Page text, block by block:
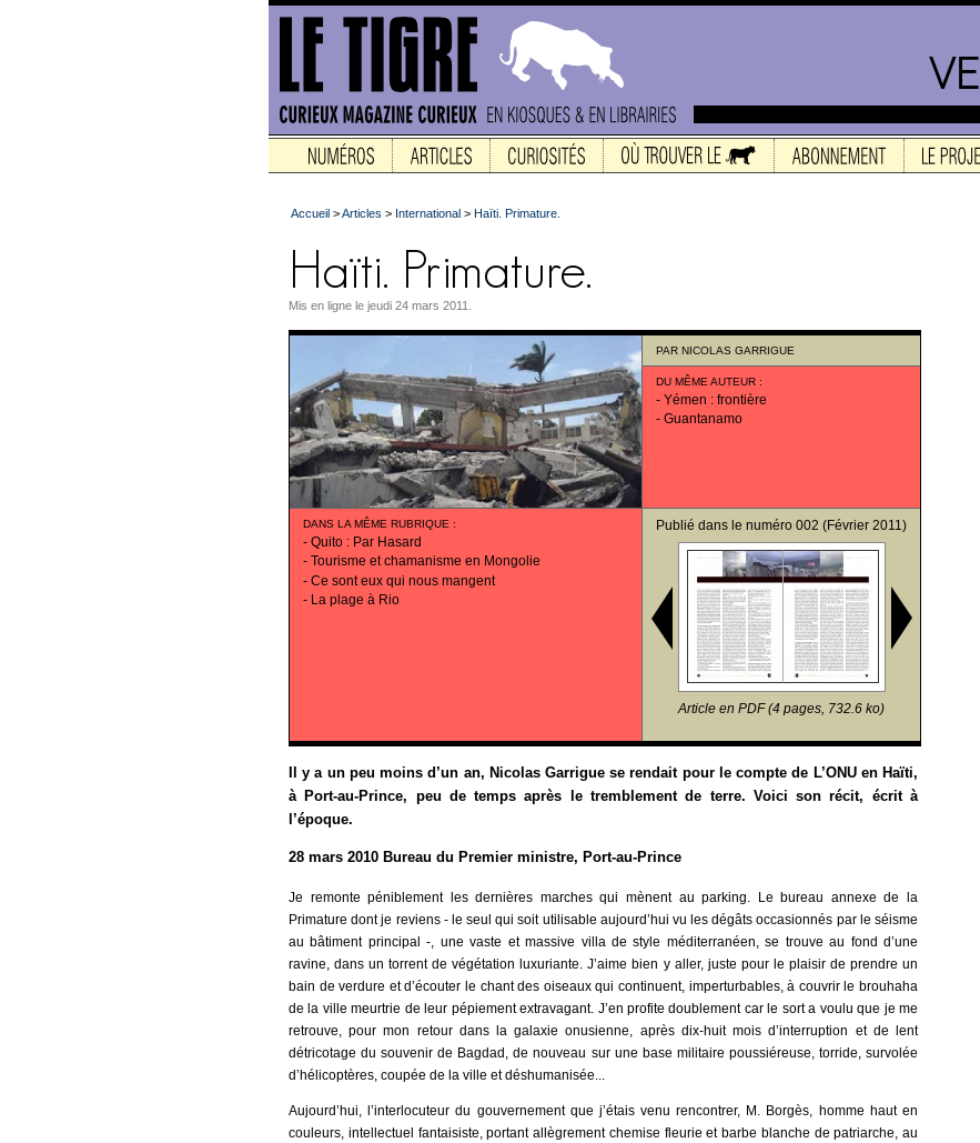
Accueil >Articles > International > Haïti. Primature.
Mis en ligne le jeudi 24 mars 2011.
PAR NICOLAS GARRIGUE
DU MÊME AUTEUR :
- Yémen : frontière
- Guantanamo
DANS LA MÊME RUBRIQUE :
- Quito : Par Hasard
- Tourisme et chamanisme en Mongolie
- Ce sont eux qui nous mangent
- La plage à Rio
Publié dans le numéro 002 (Février 2011)
Article en PDF (4 pages, 732.6 ko)
Il y a un peu moins d’un an, Nicolas Garrigue se rendait pour le compte de L’ONU en Haïti,
à Port-au-Prince, peu de temps après le tremblement de terre. Voici son récit, écrit à
l’époque.
28 mars 2010 Bureau du Premier ministre, Port-au-Prince
Je remonte péniblement les dernières marches qui mènent au parking. Le bureau annexe de la
Primature dont je reviens - le seul qui soit utilisable aujourd’hui vu les dégâts occasionnés par le séisme
au bâtiment principal -, une vaste et massive villa de style méditerranéen, se trouve au fond d’une
ravine, dans un torrent de végétation luxuriante. J’aime bien y aller, juste pour le plaisir de prendre un
bain de verdure et d’écouter le chant des oiseaux qui continuent, imperturbables, à couvrir le brouhaha
de la ville meurtrie de leur pépiement extravagant. J’en profite doublement car le sort a voulu que je me
retrouve, pour mon retour dans la galaxie onusienne, après dix-huit mois d’interruption et de lent
détricotage du souvenir de Bagdad, de nouveau sur une base militaire poussiéreuse, torride, survolée
d’hélicoptères, coupée de la ville et déshumanisée...
Aujourd’hui, l’interlocuteur du gouvernement que j’étais venu rencontrer, M. Borgès, homme haut en
couleurs, intellectuel fantaisiste, portant allègrement chemise fleurie et barbe blanche de patriarche, au